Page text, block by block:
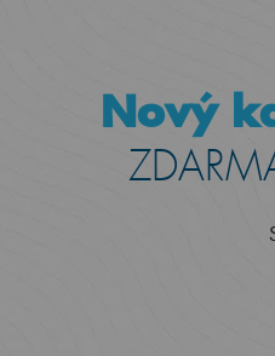
Nový